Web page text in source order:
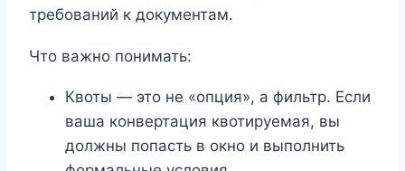
требований к документам.
Что важно понимать:
Квоты — это не «опция», а фильтр. Если
ваша конвертация квотируемая, вы
должны попасть в окно и выполнить